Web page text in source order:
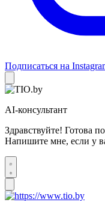
Подписаться на
AI-консультант
Здравствуйте! Готова
Напишите мне, если у